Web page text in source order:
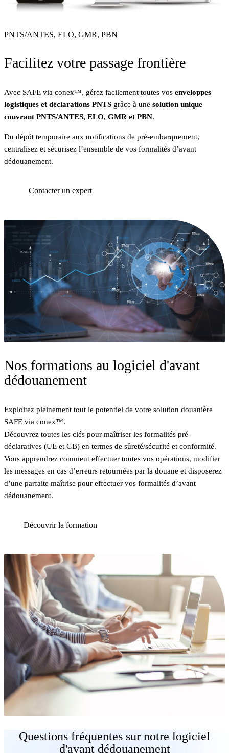
PNTS/ANTES, ELO, GMR, PBN
Facilitez votre passage frontière
Avec SAFE via conex™, gérez facilement toutes vos enveloppes
logistiques et déclarations PNTS grâce à une solution unique
couvrant PNTS/ANTES, ELO, GMR et PBN.
Du dépôt temporaire aux notifications de pré‑embarquement,
centralisez et sécurisez l’ensemble de vos formalités d’avant
dédouanement.
Contacter un expert
Nos formations au logiciel d'avant
dédouanement
Exploitez pleinement tout le potentiel de votre solution douanière
SAFE via conex™.
Découvrez toutes les clés pour maîtriser les formalités pré-
déclaratives (UE et GB) en termes de sûreté/sécurité et conformité.
Vous apprendrez comment effectuer toutes vos opérations, modifier
les messages en cas d’erreurs retournées par la douane et disposerez
d’une parfaite maîtrise pour effectuer vos formalités d’avant
dédouanement.
Découvrir la formation
Questions fréquentes sur notre logiciel
d'avant dédouanement